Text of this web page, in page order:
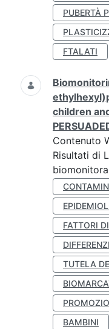
PUBERTÀ
FTALATI
children
Contenuto
Risultati di
FATTORI
TUTELA
BAMBINI